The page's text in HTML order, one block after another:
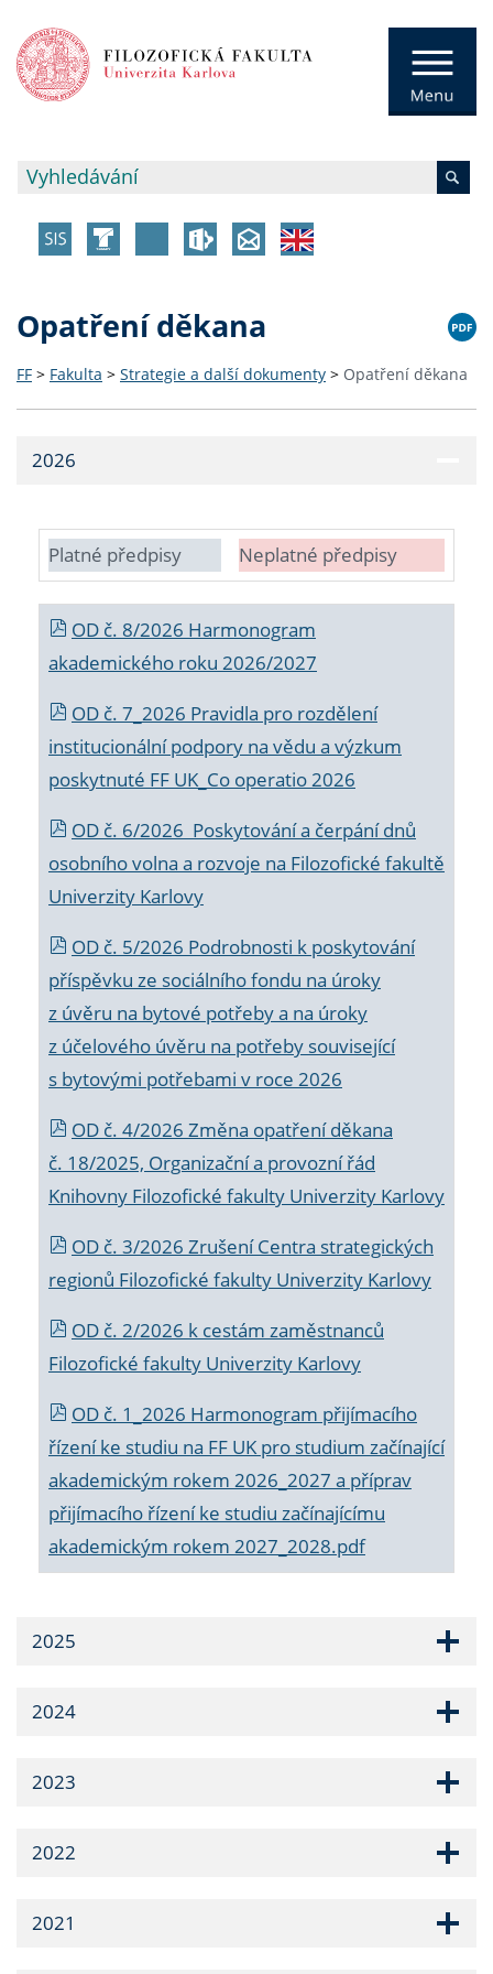
Opatření děkana
FF > Fakulta > Strategie a další dokumenty > Opatření děkana
2026
Platné předpisy Neplatné předpisy
OD č. 8/2026 Harmonogram
akademického roku 2026/2027
OD č. 7_2026 Pravidla pro rozdělení
institucionální podpory na vědu a výzkum
poskytnuté FF UK_Co operatio 2026
OD č. 6/2026 Poskytování a čerpání dnů
osobního volna a rozvoje na Filozofické fakultě
Univerzity Karlovy
OD č. 5/2026 Podrobnosti k poskytování
příspěvku ze sociálního fondu na úroky
z úvěru na bytové potřeby a na úroky
z účelového úvěru na potřeby související
s bytovými potřebami v roce 2026
OD č. 4/2026 Změna opatření děkana
č. 18/2025, Organizační a provozní řád
Knihovny Filozofické fakulty Univerzity Karlovy
OD č. 3/2026 Zrušení Centra strategických
regionů Filozofické fakulty Univerzity Karlovy
OD č. 2/2026 k cestám zaměstnanců
Filozofické fakulty Univerzity Karlovy
OD č. 1_2026 Harmonogram přijímacího
řízení ke studiu na FF UK pro studium začínající
akademickým rokem 2026_2027 a příprav
přijímacího řízení ke studiu začínajícímu
akademickým rokem 2027_2028.pdf
2025
2024
2023
2022
2021